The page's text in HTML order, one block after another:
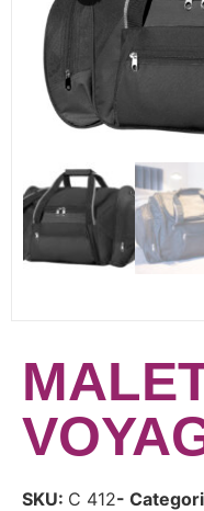
SKU: C 412-